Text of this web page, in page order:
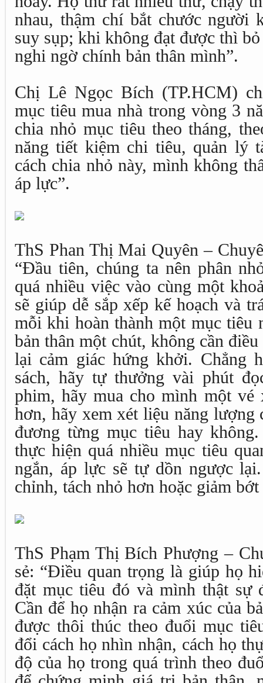
nhau, thậm chí bắt chước người
suy sụp; khi không đạt được thì
nghi ngờ chính bản thân mình”.
Chị Lê Ngọc Bích (TP.HCM)
mục tiêu mua nhà trong vòng 3
chia nhỏ mục tiêu theo tháng,
năng tiết kiệm chi tiêu, quản lý
cách chia nhỏ này, mình không
áp lực”.
ThS Phan Thị Mai Quyên –
“Đầu tiên, chúng ta nên phân
quá nhiều việc vào cùng một
sẽ giúp dễ sắp xếp kế hoạch và
mỗi khi hoàn thành một mục tiêu
bản thân một chút, không cần
lại cảm giác hứng khởi. Chẳng
sách, hãy tự thưởng vài phút
phim, hãy mua cho mình một vé
hơn, hãy xem xét liệu năng lượng
đương từng mục tiêu hay
thực hiện quá nhiều mục tiêu
ngắn, áp lực sẽ tự dồn ngược
chỉnh, tách nhỏ hơn hoặc giảm
ThS Phạm Thị Bích Phượng –
sẻ: “Điều quan trọng là giúp họ
đặt mục tiêu đó và mình thật sự
Cần để họ nhận ra cảm xúc của
được thôi thúc theo đuổi mục
đổi cách họ nhìn nhận, cách họ
độ của họ trong quá trình theo